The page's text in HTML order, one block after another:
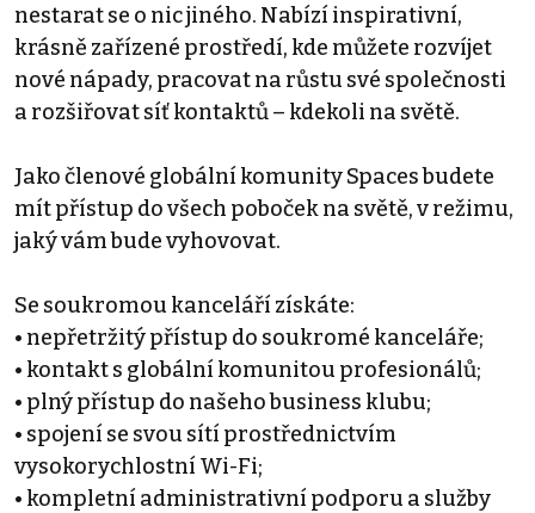
nestarat se o nic jiného. Nabízí inspirativní,
krásně zařízené prostředí, kde můžete rozvíjet
nové nápady, pracovat na růstu své společnosti
a rozšiřovat síť kontaktů – kdekoli na světě.
Jako členové globální komunity Spaces budete
mít přístup do všech poboček na světě, v režimu,
jaký vám bude vyhovovat.
Se soukromou kanceláří získáte:
• nepřetržitý přístup do soukromé kanceláře;
• kontakt s globální komunitou profesionálů;
• plný přístup do našeho business klubu;
• spojení se svou sítí prostřednictvím
vysokorychlostní Wi-Fi;
• kompletní administrativní podporu a služby